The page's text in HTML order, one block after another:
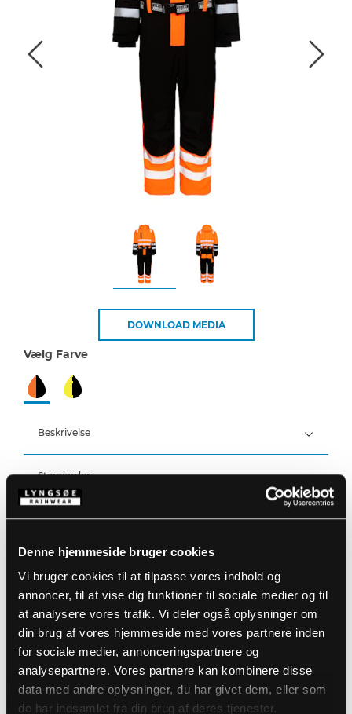
Denne hjemmeside bruger cookies
Vi bruger cookies til at tilpasse vores indhold og
annoncer, til at vise dig funktioner til sociale medier og til
at analysere vores trafik. Vi deler også oplysninger om
din brug af vores hjemmeside med vores partnere inden
for sociale medier, annonceringspartnere og
analysepartnere. Vores partnere kan kombinere disse
data med andre oplysninger, du har givet dem, eller som
de har indsamlet fra din brug af deres tjenester.
DOWNLOAD MEDIA
Vælg Farve
Beskrivelse
100% Polyester Stretch med PU Membran, 250 g/m²
Foer: 100% Polyester med 140 g/m² polyesterfyld
Åndbarhed: 14.000g/m2/24h
Standarder
Detaljer
Stor hætte som passer over hjelm
Aftagelig hætte med lynlås og elastik snøre
Skjult to-vejs lynlås med velcrolukning
Velcrojustering ved ærmer og ankler
Strikket vindfang ved håndled
Elastik i lænden
Lynlås under arm til ventilation
Aftagelige indvendige seler
Bæltestropper og bælte
En brystlomme med lynlås
Produktdata
Varenummer: 4WS-5033-05/07
DB-nummer: 2507080
EAN: 5708217963341
Størrelsesguide
Vaskeanvisninger
DOWNLOAD PRODUKTBLAD